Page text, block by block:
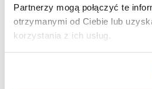
Partnerzy mogą połączyć te
otrzymanymi od Ciebie lub
korzystania z ich usług.
Stelaż: stal 8 mm
Ilość osób: 6
namioty ilość wejść: 2
Waga: 24​,​2 kg